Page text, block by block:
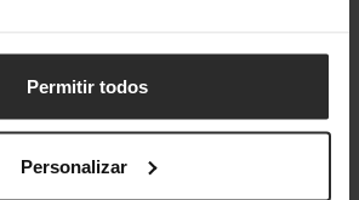
Permitir todos
Personalizar
Sim